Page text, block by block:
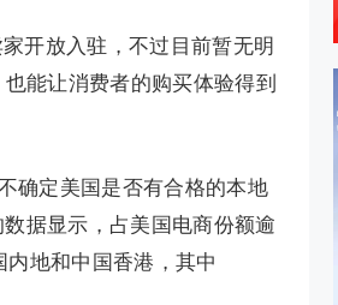
开放入驻，不过目前暂无明
能让消费者的购买体验得到
确定美国是否有合格的本地
据显示，占美国电商份额逾
内地和中国香港，其中